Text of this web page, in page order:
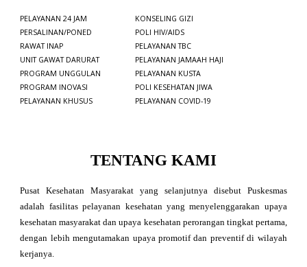
PELAYANAN 24 JAM
KONSELING GIZI
PERSALINAN/PONED
POLI HIV/AIDS
RAWAT INAP
PELAYANAN TBC
UNIT GAWAT DARURAT
PELAYANAN JAMAAH HAJI
PROGRAM UNGGULAN
PELAYANAN KUSTA
PROGRAM INOVASI
POLI KESEHATAN JIWA
PELAYANAN KHUSUS
PELAYANAN COVID-19
TENTANG KAMI
Pusat Kesehatan Masyarakat yang selanjutnya disebut Puskesmas
adalah fasilitas pelayanan kesehatan yang menyelenggarakan upaya
kesehatan masyarakat dan upaya kesehatan perorangan tingkat pertama,
dengan lebih mengutamakan upaya promotif dan preventif di wilayah
kerjanya.